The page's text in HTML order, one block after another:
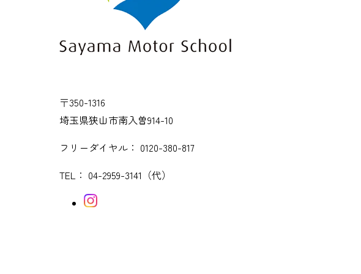
〒350-1316
埼玉県狭山市南入曽914-10
フリーダイヤル： 0120-380-817
TEL： 04-2959-3141 （代）